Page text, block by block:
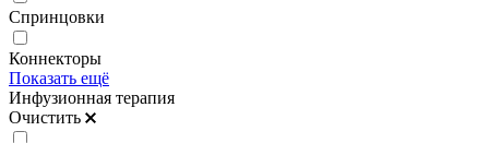
Спринцовки
Коннекторы
Показать ещё
Инфузионная терапия
Очистить